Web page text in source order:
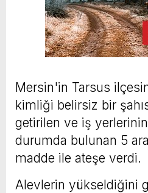
Mersin'in Tarsus
kimliği belirsiz bir
getirilen ve iş
durumda bulunan 5
madde ile ateşe verdi.
Alevlerin yükseldiğini